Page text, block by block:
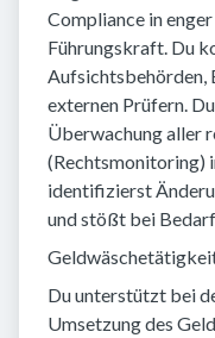
Compliance in
Führungskraft. Du
Aufsichtsbehörden,
externen Prüfern.
Überwachung aller
(Rechtsmonitoring)
identifizierst
und stößt bei
Du unterstützt bei
Umsetzung des